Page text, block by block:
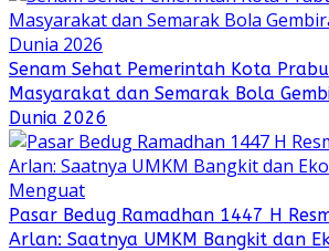
Senam Sehat Pemerintah Kota
Masyarakat dan Semarak Bola
Dunia 2026
Pasar Bedug Ramadhan 1447 H
Arlan: Saatnya UMKM Bangkit dan